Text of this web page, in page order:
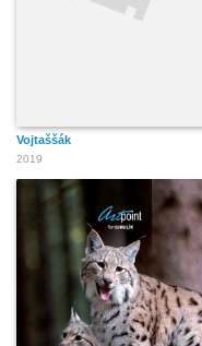
Vojtaššák
2019